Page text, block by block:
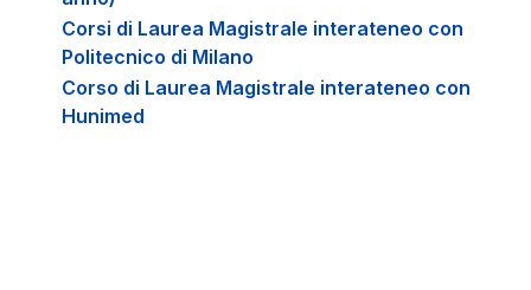
Corsi di Laurea Magistrale interateneo con
Politecnico di Milano
Corso di Laurea Magistrale interateneo con
Hunimed